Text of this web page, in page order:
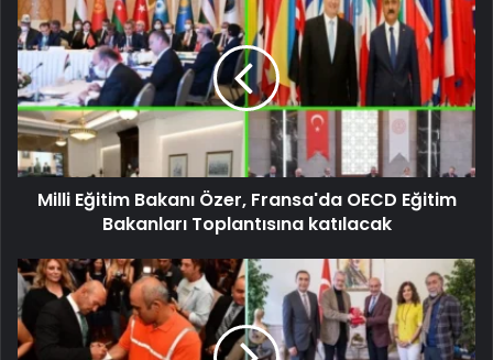
Milli Eğitim Bakanı Özer, Fransa'da OECD Eğitim
Bakanları Toplantısına katılacak